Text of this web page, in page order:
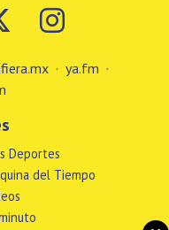
· ya.fm ·
Deportes
del Tiempo